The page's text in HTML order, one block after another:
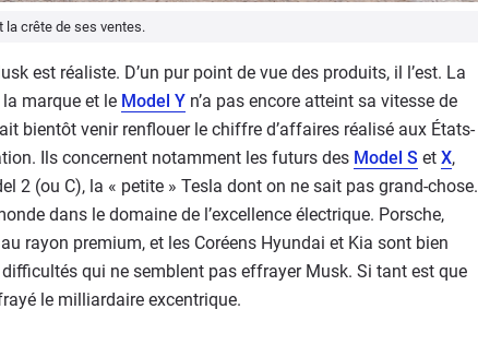
la crête de ses ventes.
est réaliste. D’un pur point de vue des produits, il l’est. La
marque et le Model Y n’a pas encore atteint sa vitesse de
bientôt venir renflouer le chiffre d’affaires réalisé aux États-
Ils concernent notamment les futurs des Model S et X,
2 (ou C), la « petite » Tesla dont on ne sait pas grand-chose.
dans le domaine de l’excellence électrique. Porsche,
rayon premium, et les Coréens Hyundai et Kia sont bien
qui ne semblent pas effrayer Musk. Si tant est que
le milliardaire excentrique.